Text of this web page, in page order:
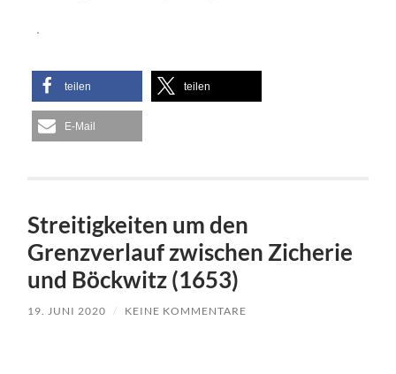
.
teilen teilen
E-Mail
Streitigkeiten um den
Grenzverlauf zwischen Zicherie
und Böckwitz (1653)
19. JUNI 2020 / KEINE KOMMENTARE